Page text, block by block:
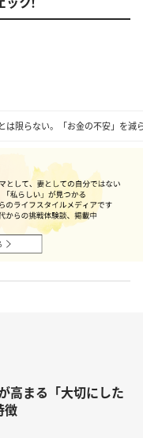
は限らない。「お金の不安」を減
高まる「大切にした
徴